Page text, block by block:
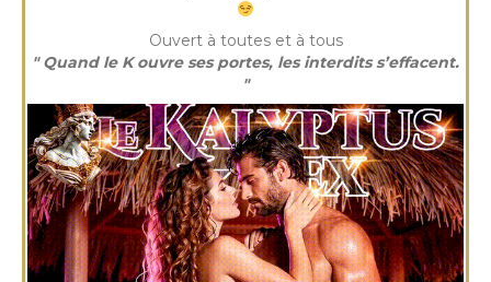
Ouvert à toutes et à tous
" Quand le K ouvre ses portes, les interdits s’effacent.
"